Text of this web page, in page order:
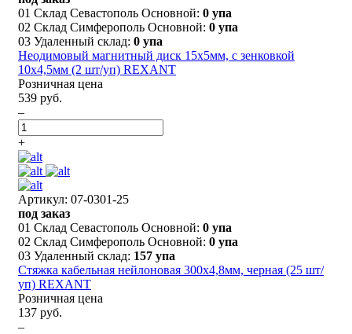
01 Склад Севастополь Основной: 0 упа
02 Склад Симферополь Основной: 0 упа
03 Удаленный склад: 0 упа
Неодимовый магнитный диск 15х5мм, с зенковкой
10х4,5мм (2 шт/уп) REXANT
Розничная цена
539 руб.
–
+
Артикул: 07-0301-25
под заказ
01 Склад Севастополь Основной: 0 упа
02 Склад Симферополь Основной: 0 упа
03 Удаленный склад: 157 упа
Стяжка кабельная нейлоновая 300x4,8мм, черная (25 шт/
уп) REXANT
Розничная цена
137 руб.
–